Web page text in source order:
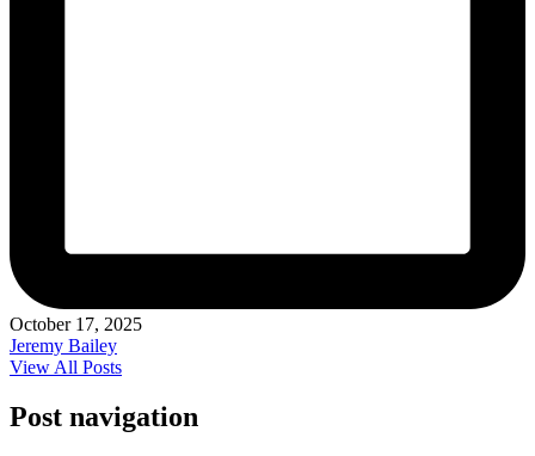
October 17, 2025
Jeremy Bailey
View All Posts
Post navigation